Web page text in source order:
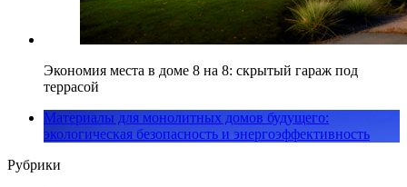
Экономия места в доме 8 на 8: скрытый гараж под
террасой
Материалы для монолитных домов будущего:
экологическая безопасность и энергоэффективность
Рубрики